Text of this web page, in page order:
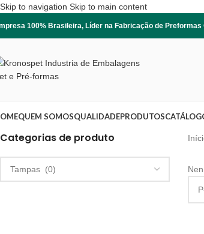
Skip to navigation Skip to main content
100% Brasileira, Líder na Fabricação de
QUEM SOMOSQUALIDADEPRODUTOS
Categorias de produto